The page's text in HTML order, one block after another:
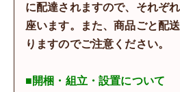
に配達されますので、それぞ
座います。また、商品ごと配
りますのでご注意ください。
■開梱・組立・設置について